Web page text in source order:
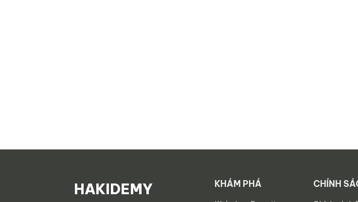
HAKIDEMY KHÁM PHÁ CHÍNH